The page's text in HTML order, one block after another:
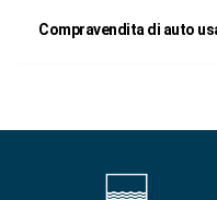
Compravendita di auto